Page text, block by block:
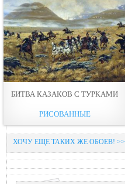
БИТВА КАЗАКОВ С ТУРКАМИ
РИСОВАННЫЕ
ХОЧУ ЕЩЕ ТАКИХ ЖЕ ОБОЕВ! >>